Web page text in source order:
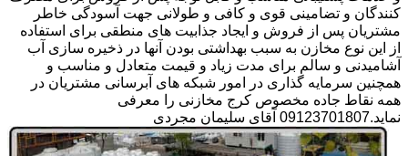
کنندگان و تضامینی قوی و کافی و طولانی جهت آسودگی خاطر
مشتریان پس از فروش و ایجاد جذابیت های منطقی برای استفاده
از این نوع مخازن به سبب بهداشتی بودن آنها در ذخیره سازی آب
آشامیدنی و سالم برای مدت زیاد و قیمت متعادل و مناسب و
همچنین سرمایه گذاری در امور شبکه های آبرسانی مشتریان در
همه نقاط جاده مخصوص کرج مخازنی را معرفی
نماید.09123701807 آقای سلیمان مجردی